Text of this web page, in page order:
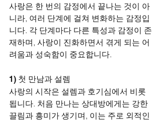
사랑은 한 번의 감정에서 끝나는 것이 아
니라, 여러 단계에 걸쳐 변화하는 감정입
니다. 각 단계마다 다른 특성과 감정이 존
재하며, 사랑이 진화하면서 겪게 되는 어
려움과 성숙함이 중요합니다.
1) 첫 만남과 설렘
사랑의 시작은 설렘과 호기심에서 비롯
됩니다. 처음 만나는 상대방에게는 강한
끌림과 흥미가 생기며, 이는 주로 외적인